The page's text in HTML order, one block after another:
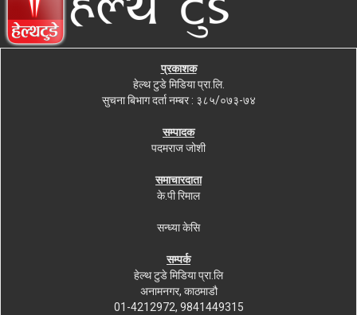
प्रकाशक
हेल्थ टुडे मिडिया प्रा.लि.
सुचना बिभाग दर्ता नम्बर : ३८५/०७३-७४
सम्पादक
पदमराज जोशी
समाचारदाता
के.पी रिमाल
सन्ध्या केसि
सम्पर्क
हेल्थ टुडे मिडिया प्रा.लि
अनामनगर, काठमाडौ
01-4212972, 9841449315